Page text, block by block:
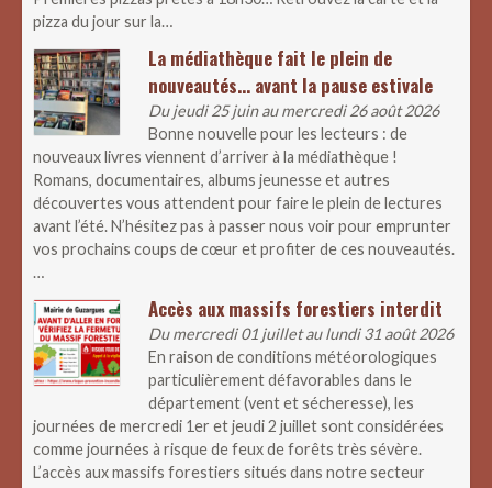
pizza du jour sur la…
La médiathèque fait le plein de
nouveautés… avant la pause estivale
Du jeudi 25 juin au mercredi 26 août 2026
Bonne nouvelle pour les lecteurs : de
nouveaux livres viennent d’arriver à la médiathèque !
Romans, documentaires, albums jeunesse et autres
découvertes vous attendent pour faire le plein de lectures
avant l’été. N’hésitez pas à passer nous voir pour emprunter
vos prochains coups de cœur et profiter de ces nouveautés.
…
Accès aux massifs forestiers interdit
Du mercredi 01 juillet au lundi 31 août 2026
En raison de conditions météorologiques
particulièrement défavorables dans le
département (vent et sécheresse), les
journées de mercredi 1er et jeudi 2 juillet sont considérées
comme journées à risque de feux de forêts très sévère.
L’accès aux massifs forestiers situés dans notre secteur